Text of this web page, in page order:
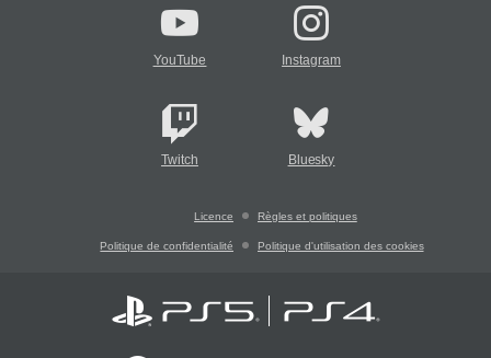
YouTube Instagram
Twitch Bluesky
Licence Règles et politiques
Politique de confidentialité Politique d'utilisation des cookies